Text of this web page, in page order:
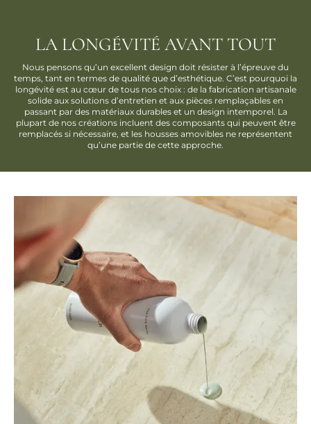
LA LONGÉVITÉ AVANT TOUT
Nous pensons qu’un excellent design doit résister à l’épreuve du
temps, tant en termes de qualité que d’esthétique. C’est pourquoi la
longévité est au cœur de tous nos choix : de la fabrication artisanale
solide aux solutions d’entretien et aux pièces remplaçables en
passant par des matériaux durables et un design intemporel. La
plupart de nos créations incluent des composants qui peuvent être
remplacés si nécessaire, et les housses amovibles ne représentent
qu’une partie de cette approche.